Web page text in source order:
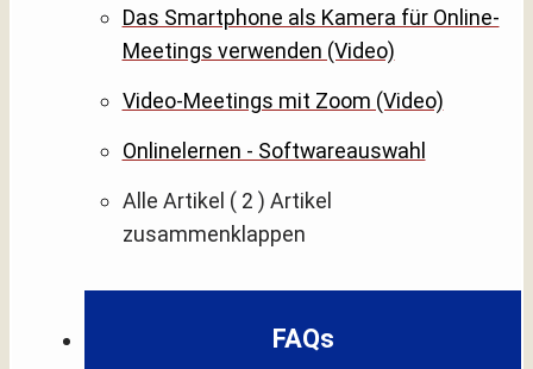
Das Smartphone als Kamera für Online-
Meetings verwenden (Video)
Video-Meetings mit Zoom (Video)
Onlinelernen - Softwareauswahl
Alle Artikel ( 2 ) Artikel
zusammenklappen
FAQs